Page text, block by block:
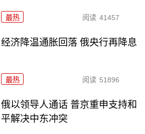
最热 阅读 41457
经济降温通胀回落 俄央行再降息
最热 阅读 51896
俄以领导人通话 普京重申支持和
平解决中东冲突